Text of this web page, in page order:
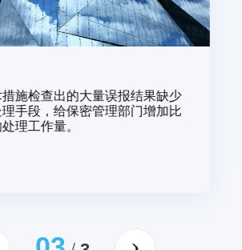
施检查出的大量误报结果缺少
手段，给保密管理部门增加比
理工作量。